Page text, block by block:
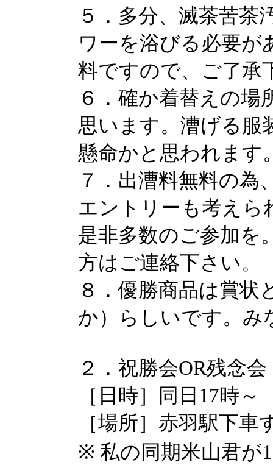
５．多分、滅茶苦茶
ワーを浴びる必要が
料ですので、ご了承
６．確か着替えの
思います。漕げる服
懸命かと思われます
７．出漕料無料の
エントリーも考えら
是非多数のご参加を
方はご連絡下さい。
８．優勝商品は賞状
か）らしいです。み
２．祝勝会OR残念
［日時］同日17時～
［場所］赤羽駅下車
※ 私の同期米山君が